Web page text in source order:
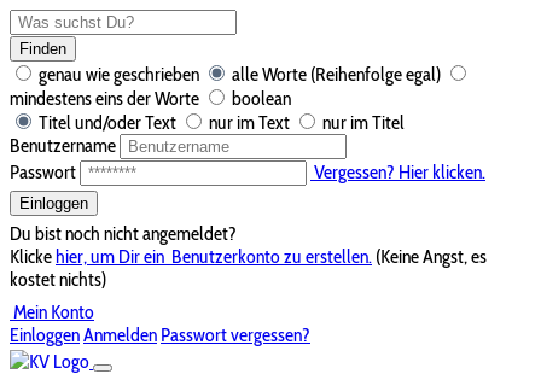
Finden
genau wie geschrieben
alle Worte (Reihenfolge egal)
mindestens eins der Worte
boolean
Titel und/oder Text
nur im Text
nur im Titel
Benutzername
Passwort
Vergessen? Hier klicken.
Einloggen
Du bist noch nicht angemeldet?
Klickehier, um Dir ein Benutzerkonto zu erstellen. (Keine Angst, es
kostet nichts)
Mein Konto
EinloggenAnmelden Passwort vergessen?